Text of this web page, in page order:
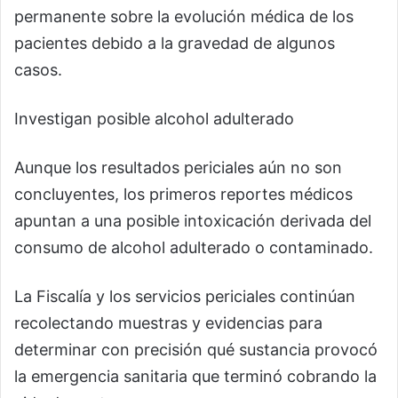
permanente sobre la evolución médica de los
pacientes debido a la gravedad de algunos
casos.
Investigan posible alcohol adulterado
Aunque los resultados periciales aún no son
concluyentes, los primeros reportes médicos
apuntan a una posible intoxicación derivada del
consumo de alcohol adulterado o contaminado.
La Fiscalía y los servicios periciales continúan
recolectando muestras y evidencias para
determinar con precisión qué sustancia provocó
la emergencia sanitaria que terminó cobrando la